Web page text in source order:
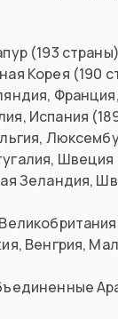
(193 страны)
Корея (190
Испания
Швеция
Зеландия,
Венгрия,